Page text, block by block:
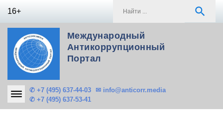
16+ search
Международный
Антикоррупционный
Портал
✆ +7 (495) 637-44-03
✆ +7 (495) 637-53-41
✉ info@anticorr.media